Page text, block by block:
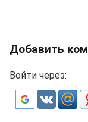
Добавить
Войти через: